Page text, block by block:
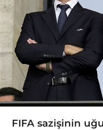
FIFA sazişinin